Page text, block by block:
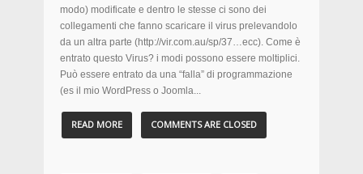
modo) modificate e dentro le stesse ci sono dei
collegamenti che fanno scaricare il virus prelevandolo
da un altra parte (http://vir.com.au/sp/37…ecc). Come è
entrato questo Virus? i modi possono essere moltiplici.
Può essere entrato da una “falla” di programmazione
(es il mio WordPress o Joomla...
READ MORE COMMENTS ARE CLOSED